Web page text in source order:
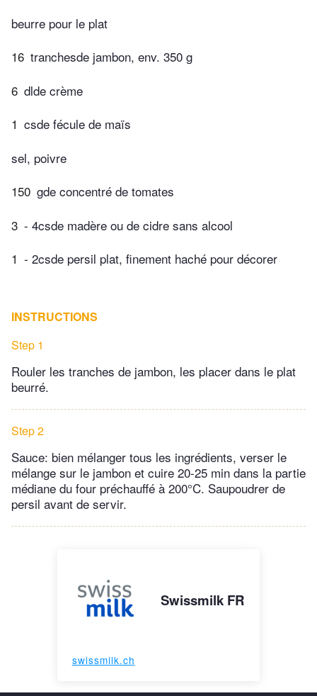
beurre pour le plat
16 tranchesde jambon, env. 350 g
6 dlde crème
1 csde fécule de maïs
sel, poivre
150 gde concentré de tomates
3 - 4csde madère ou de cidre sans alcool
1 - 2csde persil plat, finement haché pour décorer
INSTRUCTIONS
Step 1
Rouler les tranches de jambon, les placer dans le plat
beurré.
Step 2
Sauce: bien mélanger tous les ingrédients, verser le
mélange sur le jambon et cuire 20-25 min dans la partie
médiane du four préchauffé à 200°C. Saupoudrer de
persil avant de servir.
Swissmilk FR
swissmilk.ch